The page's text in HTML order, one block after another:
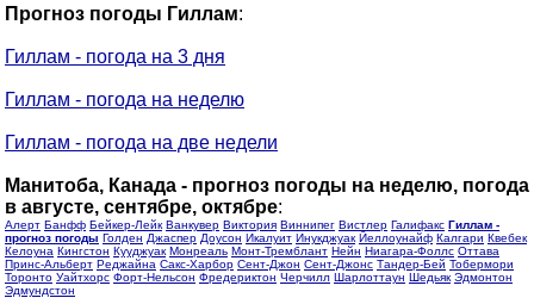
Прогноз погоды Гиллам:
Гиллам - погода на 3 дня
Гиллам - погода на неделю
Гиллам - погода на две недели
Манитоба, Канада - прогноз погоды на неделю, погода
в августе, сентябре, октябре:
Алерт Банфф Бейкер-Лейк Ванкувер Виктория Виннипег Вистлер Галифакс Гиллам -
прогноз погоды Голден Джаспер Доусон Икалуит Инукджуак Йеллоунайф Калгари Квебек
Келоуна Кингстон Кууджуак Монреаль Монт-Тремблант Нейн Ниагара-Фоллс Оттава
Принс-Альберт Реджайна Сакс-Харбор Сент-Джон Сент-Джонс Тандер-Бей Тобермори
Торонто Уайтхорс Форт-Нельсон Фредериктон Черчилл Шарлоттаун Шедьяк Эдмонтон
Эдмундстон